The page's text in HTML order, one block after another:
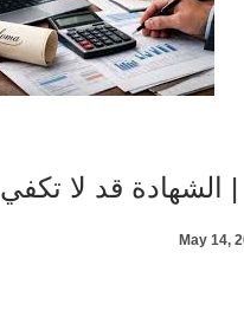
الشهادة قد لا تكفي
May 14,